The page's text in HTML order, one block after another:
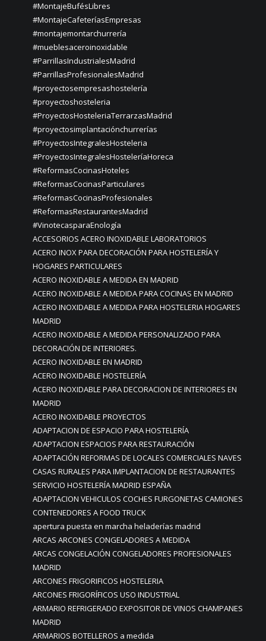
#MontajeBufésLibres
#MontajeCafeteríasEmpresas
#montajemontarchurrería
#mueblesaceroinoxidable
#ParrillasIndustrialesMadrid
#ParrillasProfesionalesMadrid
#proyectosempresashostelería
#proyectoshosteleria
#ProyectosHosteleriaTerrarzasMadrid
#proyectosimplantaciónchurrerías
#ProyectosIntegralesHosteleria
#ProyectosIntegralesHosteleríaHoreca
#ReformasCocinasHoteles
#ReformasCocinasParticulares
#ReformasCocinasProfesionales
#ReformasRestaurantesMadrid
#VinotecasparaEnología
ACCESORIOS ACERO INOXIDABLE LABORATORIOS
ACERO INOX PARA DECORACIÓN PARA HOSTELERÍA Y
HOGARES PARTICULARES
ACERO INOXIDABLE A MEDIDA EN MADRID
ACERO INOXIDABLE A MEDIDA PARA COCINAS EN MADRID
ACERO INOXIDABLE A MEDIDA PARA HOSTELERIA HOGARES
MADRID
ACERO INOXIDABLE A MEDIDA PERSONALIZADO PARA
DECORACIÓN DE INTERIORES.
ACERO INOXIDABLE EN MADRID
ACERO INOXIDABLE HOSTELERÍA
ACERO INOXIDABLE PARA DECORACION DE INTERIORES EN
MADRID
ACERO INOXIDABLE PROYECTOS
ADAPTACION DE ESPACIO PARA HOSTELERÍA
ADAPTACION ESPACIOS PARA RESTAURACIÓN
ADAPTACIÓN REFORMAS DE LOCALES COMERCIALES NAVES
CASAS RURALES PARA IMPLANTACION DE RESTAURANTES
SERVICIO HOSTELERÍA MADRID ESPAÑA
ADAPTACION VEHICULOS COCHES FURGONETAS CAMIONES
CONTENEDORES A FOOD TRUCK
apertura puesta en marcha heladerías madrid
ARCAS ARCONES CONGELADORES A MEDIDA
ARCAS CONGELACIÓN CONGELADORES PROFESIONALES
MADRID
ARCONES FRIGORIFICOS HOSTELERIA
ARCONES FRIGORÍFICOS USO INDUSTRIAL
ARMARIO REFRIGERADO EXPOSITOR DE VINOS CHAMPANES
MADRID
ARMARIOS BOTELLEROS a medida